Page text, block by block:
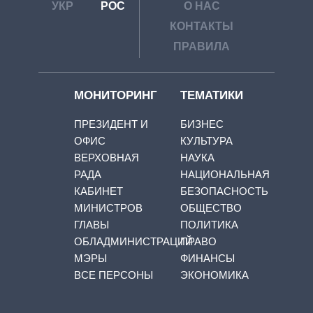
УКР РОС
О НАС
КОНТАКТЫ
ПРАВИЛА
МОНИТОРИНГ
ПРЕЗИДЕНТ И
ОФИС
ВЕРХОВНАЯ
РАДА
КАБИНЕТ
МИНИСТРОВ
ГЛАВЫ
ОБЛАДМИНИСТРАЦИЙ
МЭРЫ
ВСЕ ПЕРСОНЫ
ТЕМАТИКИ
БИЗНЕС
КУЛЬТУРА
НАУКА
НАЦИОНАЛЬНАЯ
БЕЗОПАСНОСТЬ
ОБЩЕСТВО
ПОЛИТИКА
ПРАВО
ФИНАНСЫ
ЭКОНОМИКА